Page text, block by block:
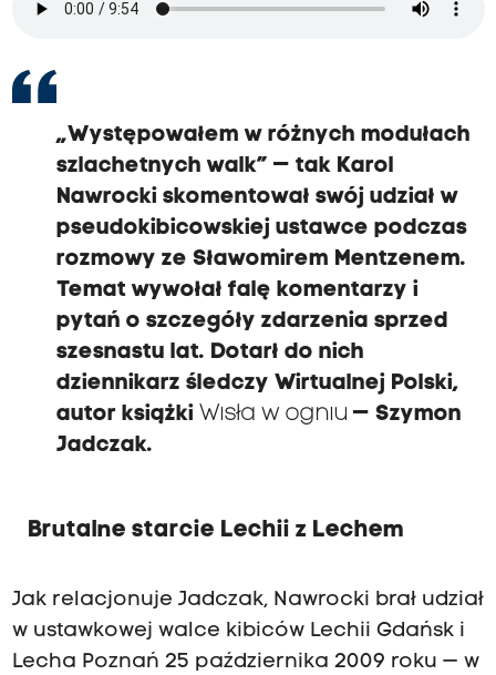
„Występowałem w różnych modułach
szlachetnych walk” — tak Karol
Nawrocki skomentował swój udział w
pseudokibicowskiej ustawce podczas
rozmowy ze Sławomirem Mentzenem.
Temat wywołał falę komentarzy i
pytań o szczegóły zdarzenia sprzed
szesnastu lat. Dotarł do nich
dziennikarz śledczy Wirtualnej Polski,
autor książki Wisła w ogniu — Szymon
Jadczak.
Brutalne starcie Lechii z Lechem
Jak relacjonuje Jadczak, Nawrocki brał udział
w ustawkowej walce kibiców Lechii Gdańsk i
Lecha Poznań 25 października 2009 roku — w